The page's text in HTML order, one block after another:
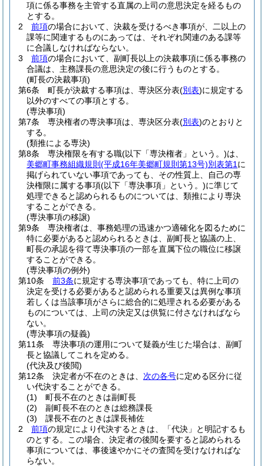
項に係る事務を主管する直属の上司の意思決定を経るもの
とする。
2
前項の場合において、決裁を受けるべき事項が、二以上の
課等に関連するものにあっては、それぞれ関連のある課等
に合議しなければならない。
3
前項の場合において、副町長以上の決裁事項に係る事務の
合議は、主務課長の意思決定の後に行うものとする。
(町長の決裁事項)
第6条
町長が決裁する事項は、専決区分表(別表)に規定する
以外のすべての事項とする。
(専決事項)
第7条
専決権者の専決事項は、専決区分表(別表)のとおりと
する。
(類推による専決)
第8条
専決権限を有する職(以下「専決権者」という。)は、
美郷町事務組織規則 (平成16年美郷町規則第13号)別表第1 に
掲げられていない事項であっても、その性質上、自己の専
決権限に属する事項(以下「専決事項」という。)に準じて
処理できると認められるものについては、類推により専決
することができる。
(専決事項の移譲)
第9条
専決権者は、事務処理の迅速かつ適確化を図るために
特に必要があると認められるときは、副町長と協議の上、
町長の承認を得て専決事項の一部を直属下位の職位に移譲
することができる。
(専決事項の例外)
第10条
前3条に規定する専決事項であっても、特に上司の
決定を受ける必要があると認められる重要又は異例な事項
若しくは当該事項がさらに総合的に処理される必要がある
ものについては、上司の決定又は供覧に付さなければなら
ない。
(専決事項の疑義)
第11条
専決事項の運用について疑義が生じた場合は、副町
長と協議してこれを定める。
(代決及び後閲)
第12条
決定者が不在のときは、 次の各号に定める区分に従
い代決することができる。
(1)
町長不在のときは副町長
(2)
副町長不在のときは総務課長
(3)
課長不在のときは課長補佐
2
前項の規定により代決するときは、「代決」と明記するも
のとする。
この場合、決定者の後閲を要すると認められる
事項については、事後速やかにその査閲を受けなければな
らない。